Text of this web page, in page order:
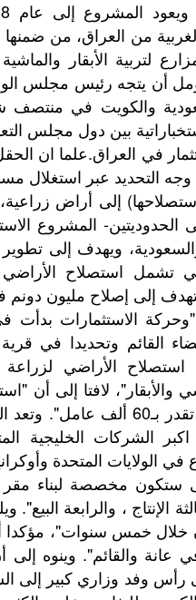
من العراق، من ضمنها
لتربية الأبقار
أن يتجه رئيس مجلس
والكويت في منتصف
بين دول مجلس
في العراق.علما ان
التحديد عبر استغلال
إلى أراض
الحدوديتين- المشروع
ويهدف إلى
استصلاح الأراضي
"وحركة الاستثمارات
القائم وتحديدا في
الأراضي لزراعة
والأبقار"، لافتا إلى أن
يحتاج إلى أيادي عاملة
اكبر الشركات الخليجية
في الولايات المتحدة
ستكون مخصصة لبناء مقر
الإنتاج ، والرابعة
خلال خمس سنوات"،
عانة والقائم". وينوه
وفد وزاري كبير إلى